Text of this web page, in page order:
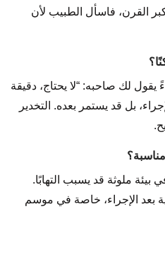
كبر القرن، فاسأل الطبيب لأن
يقول لك صاحبه: “لا يحتاج، دقيقة
بل قد يستمر بعده. التخدير
بيئة ملوثة قد يسبب التهابًا.
بعد الإجراء، خاصة في موسم